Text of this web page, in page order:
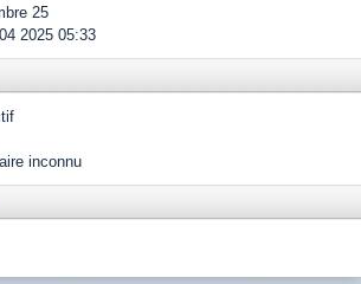
25
2025 05:33
inconnu